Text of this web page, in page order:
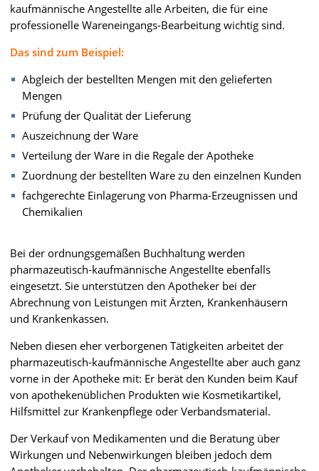
kaufmännische Angestellte alle Arbeiten, die für eine
professionelle Wareneingangs-Bearbeitung wichtig sind.
Das sind zum Beispiel:
Abgleich der bestellten Mengen mit den gelieferten
Mengen
Prüfung der Qualität der Lieferung
Auszeichnung der Ware
Verteilung der Ware in die Regale der Apotheke
Zuordnung der bestellten Ware zu den einzelnen Kunden
fachgerechte Einlagerung von Pharma-Erzeugnissen und
Chemikalien
Bei der ordnungsgemäßen Buchhaltung werden
pharmazeutisch-kaufmännische Angestellte ebenfalls
eingesetzt. Sie unterstützen den Apotheker bei der
Abrechnung von Leistungen mit Ärzten, Krankenhäusern
und Krankenkassen.
Neben diesen eher verborgenen Tätigkeiten arbeitet der
pharmazeutisch-kaufmännische Angestellte aber auch ganz
vorne in der Apotheke mit: Er berät den Kunden beim Kauf
von apothekenüblichen Produkten wie Kosmetikartikel,
Hilfsmittel zur Krankenpflege oder Verbandsmaterial.
Der Verkauf von Medikamenten und die Beratung über
Wirkungen und Nebenwirkungen bleiben jedoch dem